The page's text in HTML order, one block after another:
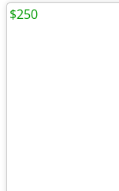
$250